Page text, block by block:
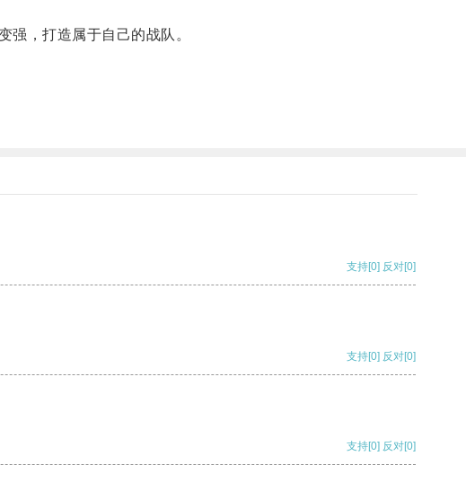
，打造属于自己的战队。
支持[0] 反对[0]
支持[0] 反对[0]
支持[0] 反对[0]